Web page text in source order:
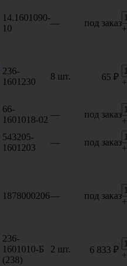
14.1601090-
10
— под заказ
+
236-
1601230
8 шт. 65 ₽
+
66-
1601018-02
— под заказ
+
543205-
1601203
— под заказ
+
1878000206— под заказ
+
236-
1601010-Б
(238)
2 шт. 6 833 ₽
+